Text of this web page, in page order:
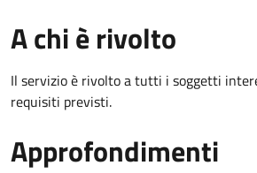
A chi è rivolto
Il servizio è rivolto a tutti i soggetti
requisiti previsti.
Approfondimenti